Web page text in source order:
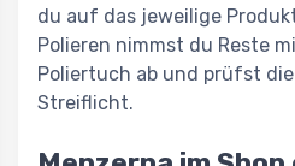
du auf das jeweilige
Polieren nimmst du Reste
Poliertuch ab und prüfst
Streiflicht.